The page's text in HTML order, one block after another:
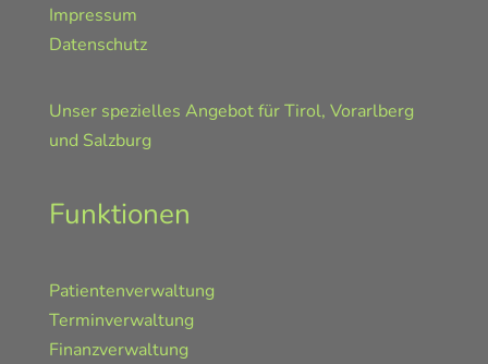
Impressum
Datenschutz
Unser spezielles Angebot für Tirol, Vorarlberg
und Salzburg
Funktionen
Patientenverwaltung
Terminverwaltung
Finanzverwaltung